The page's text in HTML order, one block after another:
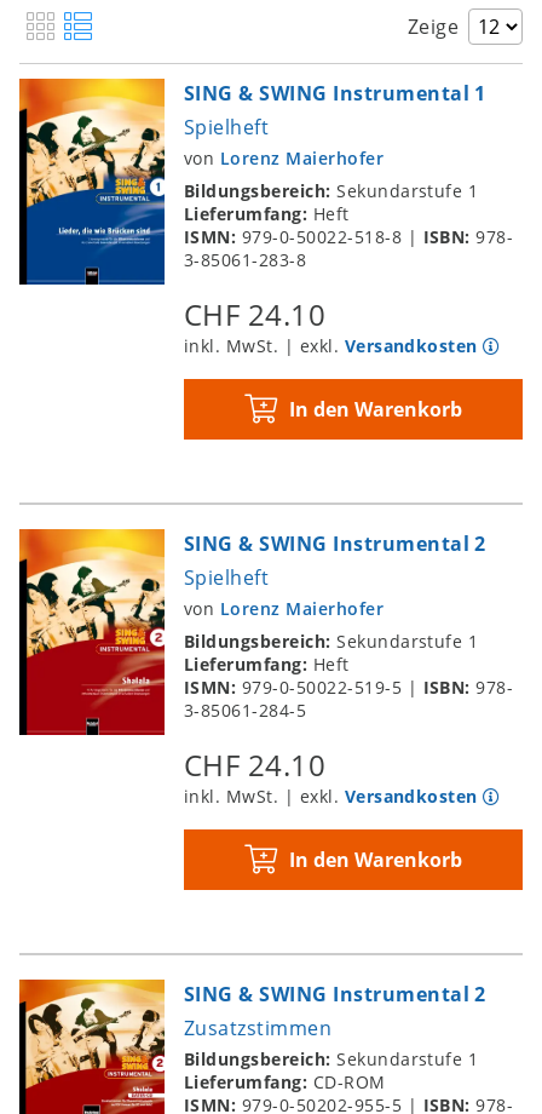
Schau den Menschen nur in ihre Augen
Lieder, die wie Brücken sind
Mother Earth Round
Happy and Free
Shalom chaverim
Guantanamera
Zeige
SING & SWING Instrumental 1
Spielheft
von Lorenz Maierhofer
Bildungsbereich:Sekundarstufe 1
Lieferumfang: Heft
ISMN: 979-0-50022-518-8 | ISBN:978-
3-85061-283-8
CHF 24.10
inkl. MwSt. | exkl. Versandkosten
In den Warenkorb
SING & SWING Instrumental 2
Spielheft
von Lorenz Maierhofer
Bildungsbereich:Sekundarstufe 1
Lieferumfang: Heft
ISMN: 979-0-50022-519-5 | ISBN:978-
3-85061-284-5
CHF 24.10
inkl. MwSt. | exkl. Versandkosten
In den Warenkorb
SING & SWING Instrumental 2
Zusatzstimmen
Bildungsbereich:Sekundarstufe 1
Lieferumfang: CD-ROM
ISMN: 979-0-50202-955-5 | ISBN:978-